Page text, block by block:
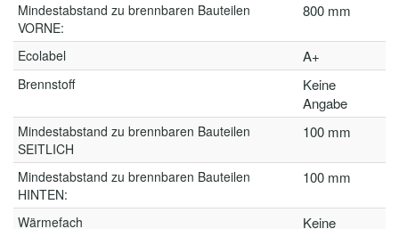
Mindestabstand zu brennbaren Bauteilen
VORNE:
800 mm
Ecolabel A+
Brennstoff
Keine
Angabe
Mindestabstand zu brennbaren Bauteilen
SEITLICH
100 mm
Mindestabstand zu brennbaren Bauteilen
HINTEN:
100 mm
Wärmefach
Keine